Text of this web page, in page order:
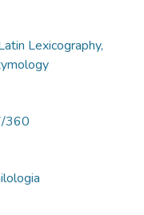
Lexicography,
360